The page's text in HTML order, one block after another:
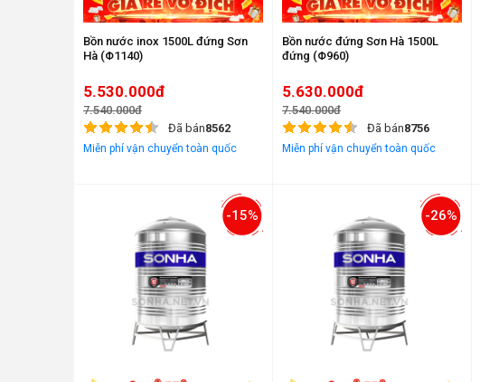
Bồn nước inox 1500L đứng Sơn
Hà (Φ1140)
5.530.000đ
7.540.000đ
Đã bán8562
Miễn phí vận chuyển toàn quốc
Bồn nước đứng Sơn Hà 1500L
đứng (Φ960)
5.630.000đ
7.540.000đ
Đã bán8756
Miễn phí vận chuyển toàn quốc
-15% -26%